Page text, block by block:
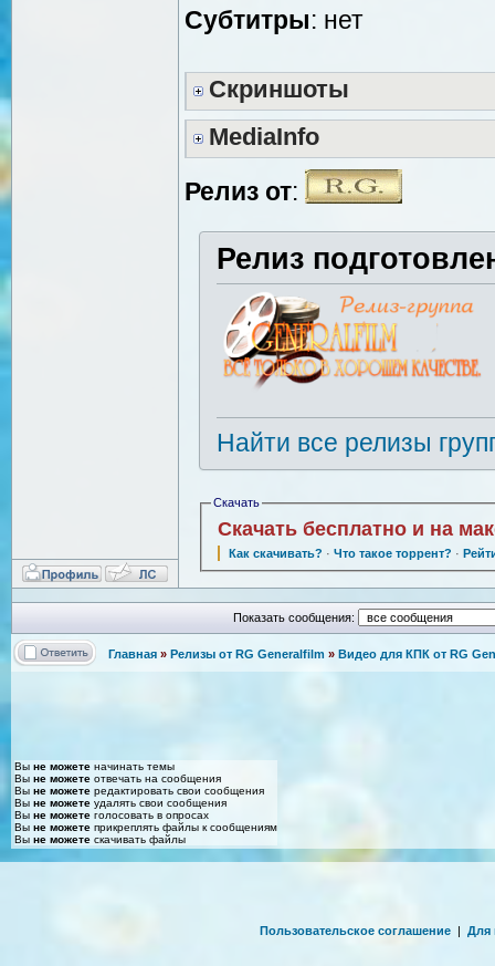
Cубтитры: нет
Скриншоты
MediaInfo
Релиз от:
Релиз
Найти все релизы
Скачать
Скачать бесплатно и на
Как скачивать? · Что такое торрент? ·
Показать сообщения:
Главная » Релизы от RG Generalfilm » Видео для КПК от RG
Вы не можете начинать темы
Вы не можете отвечать на сообщения
Вы не можете редактировать свои сообщения
Вы не можете удалять свои сообщения
Вы не можете голосовать в опросах
Вы не можете прикреплять файлы к сообщениям
Вы не можете скачивать файлы
Пользовательское соглашение | Для